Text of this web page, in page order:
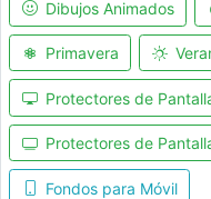
Dibujos Animados
Primavera
Protectores de
Protectores de
Fondos para Móvil